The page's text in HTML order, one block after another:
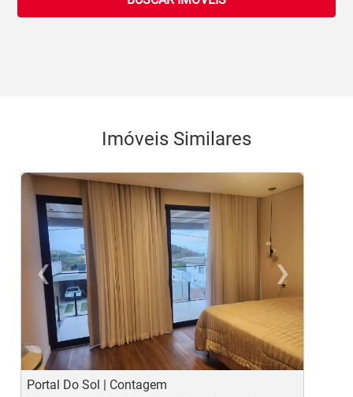
Imóveis Similares
‹
Previous
›
Portal Do Sol | Contagem